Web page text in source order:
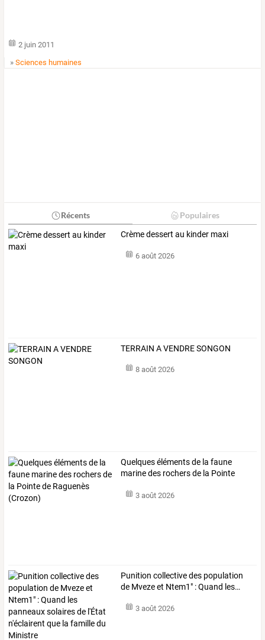
2 juin 2011
»Sciences humaines
Récents Populaires
Crème dessert au kinder maxi
6 août 2026
TERRAIN A VENDRE SONGON
8 août 2026
Quelquesélémentsde la faune
marinedes rochersde la Pointe
3 août 2026
Punition collectivedes population
de Mvezeet Ntem1" :Quand les…
3 août 2026